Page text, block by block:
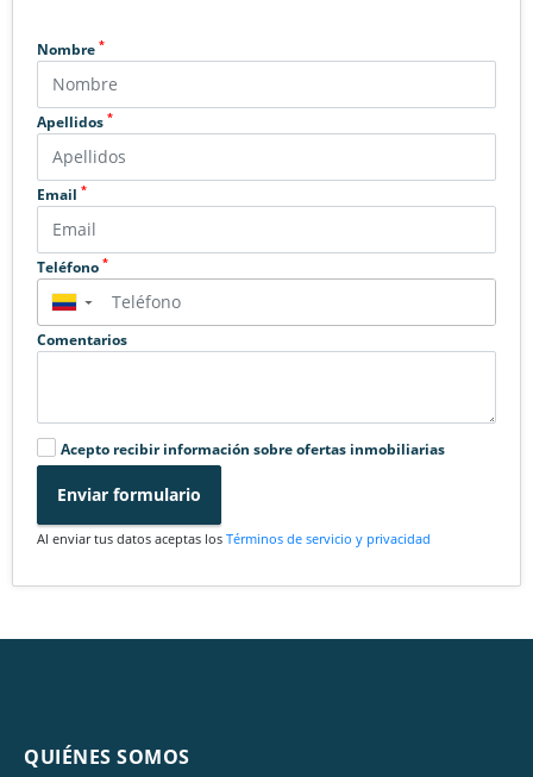
Nombre *
Apellidos *
Email *
Teléfono *
▼
Comentarios
Acepto recibir información sobre ofertas inmobiliarias
Enviar formulario
Al enviar tus datos aceptas los Términos de servicio y privacidad
QUIÉNES SOMOS